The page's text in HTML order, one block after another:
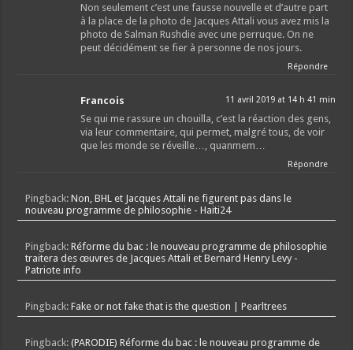
Non seulement c’est une fausse nouvelle et d’autre part
à la place de la photo de Jacques Attali vous avez mis la
photo de Salman Rushdie avec une perruque. On ne
peut décidément se fier à personne de nos jours.
Répondre
Francois 11 avril 2019 at 14 h 41 min
Se qui me rassure un chouilla, c’est la réaction des gens,
via leur commentaire, qui permet, malgré tous, de voir
que les monde se réveille…, quanmem…
Répondre
Pingback:Non, BHL et Jacques Attali ne figurent pas dans le
nouveau programme de philosophie - Haiti24
Pingback:Réforme du bac : le nouveau programme de philosophie
traitera des œuvres de Jacques Attali et Bernard Henry Levy -
Patriote info
Pingback:Fake or not fake that is the question | Pearltrees
Pingback:(PARODIE) Réforme du bac : le nouveau programme de